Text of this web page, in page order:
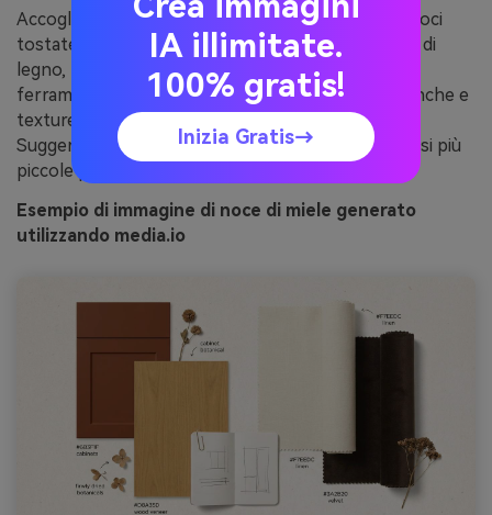
Accogliente e naturale, evoca il miele versato su noci
tostate. Il marrone noce ancora mobili e venature di
legno, mentre l'oro miele illumina accenti come
ferramenta e tessuti. Abbinare con ceramiche bianche e
texture di lino per mantenere il look arioso.
Suggerimento: utilizzare il marrone più scuro in dosi più
piccole per evitare di rendere la stanza pesante.
Esempio di immagine di noce di miele generato
utilizzando media.io
IA illimitate.
100% gratis!
Inizia Gratis→